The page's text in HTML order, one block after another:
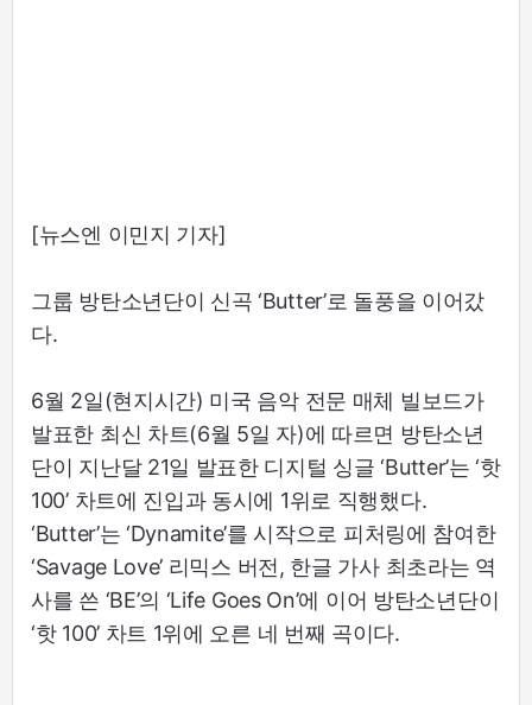
[뉴스엔 이민지 기자]
그룹 방탄소년단이 신곡 ‘Butter’로 돌풍을 이어갔
다.
6월 2일(현지시간) 미국 음악 전문 매체 빌보드가
발표한 최신 차트(6월 5일 자)에 따르면 방탄소년
단이 지난달 21일 발표한 디지털 싱글 ‘Butter’는 ‘핫
100’ 차트에 진입과 동시에 1위로 직행했다.
‘Butter’는 ‘Dynamite’를 시작으로 피처링에 참여한
‘Savage Love’ 리믹스 버전, 한글 가사 최초라는 역
사를 쓴 ‘BE’의 ‘Life Goes On’에 이어 방탄소년단이
‘핫 100’ 차트 1위에 오른 네 번째 곡이다.